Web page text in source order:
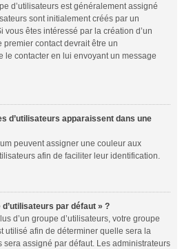
d’utilisateurs est généralement assigné
sont initialement créés par un
vous êtes intéressé par la création d’un
premier contact devrait être un
le contacter en lui envoyant un message
d’utilisateurs apparaissent dans une
peuvent assigner une couleur aux
afin de faciliter leur identification.
d’utilisateurs par défaut » ?
d’un groupe d’utilisateurs, votre groupe
utilisé afin de déterminer quelle sera la
sera assigné par défaut. Les administrateurs